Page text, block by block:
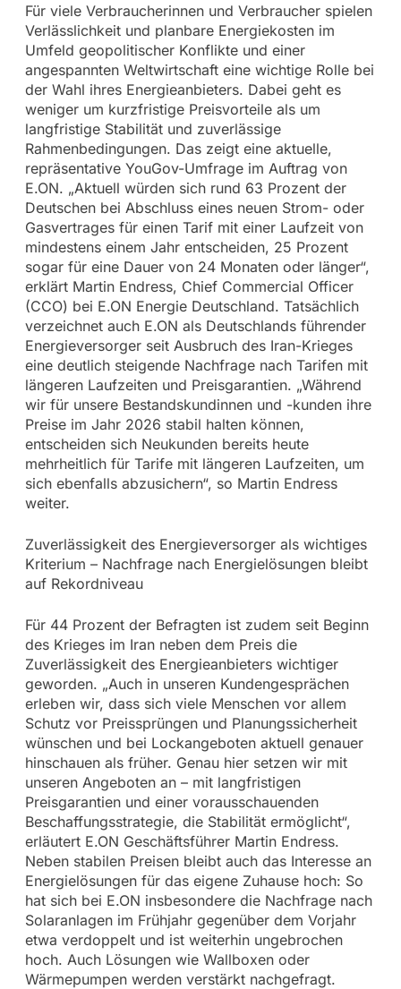
Für viele Verbraucherinnen und Verbraucher spielen
Verlässlichkeit und planbare Energiekosten im
Umfeld geopolitischer Konflikte und einer
angespannten Weltwirtschaft eine wichtige Rolle bei
der Wahl ihres Energieanbieters. Dabei geht es
weniger um kurzfristige Preisvorteile als um
langfristige Stabilität und zuverlässige
Rahmenbedingungen. Das zeigt eine aktuelle,
repräsentative YouGov-Umfrage im Auftrag von
E.ON. „Aktuell würden sich rund 63 Prozent der
Deutschen bei Abschluss eines neuen Strom- oder
Gasvertrages für einen Tarif mit einer Laufzeit von
mindestens einem Jahr entscheiden, 25 Prozent
sogar für eine Dauer von 24 Monaten oder länger“,
erklärt Martin Endress, Chief Commercial Officer
(CCO) bei E.ON Energie Deutschland. Tatsächlich
verzeichnet auch E.ON als Deutschlands führender
Energieversorger seit Ausbruch des Iran-Krieges
eine deutlich steigende Nachfrage nach Tarifen mit
längeren Laufzeiten und Preisgarantien. „Während
wir für unsere Bestandskundinnen und -kunden ihre
Preise im Jahr 2026 stabil halten können,
entscheiden sich Neukunden bereits heute
mehrheitlich für Tarife mit längeren Laufzeiten, um
sich ebenfalls abzusichern“, so Martin Endress
weiter.
Zuverlässigkeit des Energieversorger als wichtiges
Kriterium – Nachfrage nach Energielösungen bleibt
auf Rekordniveau
Für 44 Prozent der Befragten ist zudem seit Beginn
des Krieges im Iran neben dem Preis die
Zuverlässigkeit des Energieanbieters wichtiger
geworden. „Auch in unseren Kundengesprächen
erleben wir, dass sich viele Menschen vor allem
Schutz vor Preissprüngen und Planungssicherheit
wünschen und bei Lockangeboten aktuell genauer
hinschauen als früher. Genau hier setzen wir mit
unseren Angeboten an – mit langfristigen
Preisgarantien und einer vorausschauenden
Beschaffungsstrategie, die Stabilität ermöglicht“,
erläutert E.ON Geschäftsführer Martin Endress.
Neben stabilen Preisen bleibt auch das Interesse an
Energielösungen für das eigene Zuhause hoch: So
hat sich bei E.ON insbesondere die Nachfrage nach
Solaranlagen im Frühjahr gegenüber dem Vorjahr
etwa verdoppelt und ist weiterhin ungebrochen
hoch. Auch Lösungen wie Wallboxen oder
Wärmepumpen werden verstärkt nachgefragt.